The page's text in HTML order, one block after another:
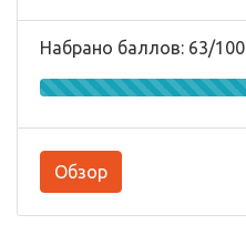
Набрано баллов: 63/100
Обзор